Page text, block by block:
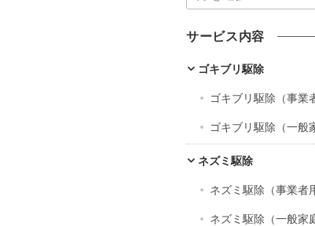
ー
カ
イ
ブ
サービス内容
ゴキブリ駆除
ゴキブリ駆除（事業
ゴキブリ駆除（一般
ネズミ駆除
ネズミ駆除（事業者
ネズミ駆除（一般家